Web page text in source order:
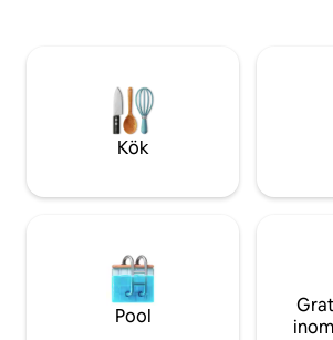
turistattraktionerna i staden. Boendet
har en exklusiv parkering.
Kök
Pool